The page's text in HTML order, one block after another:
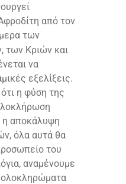
από τον
των
των Κριών και
να
εξελίξεις.
η φύση της
η αποκάλυψη
όλα αυτά θα
του
αναμένουμε
ολοκληρώματα